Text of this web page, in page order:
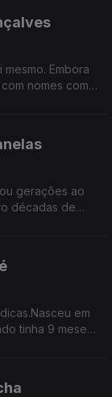
Embora
gerações ao
décadas de
em
tinha 9 meses.